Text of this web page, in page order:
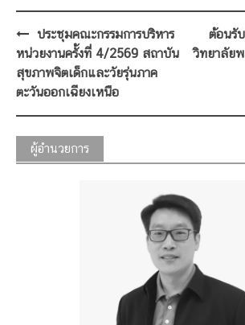
Post
navigation
ประชุมคณะกรรมการบริหาร
หน่วยงานครั้งที่ 4/2569 สถาบัน
สุขภาพจิตเด็กและวัยรุ่นภาค
ตะวันออกเฉียงเหนือ
ต้อนรั
วิทยาลัย
ผู้อำนวยการ